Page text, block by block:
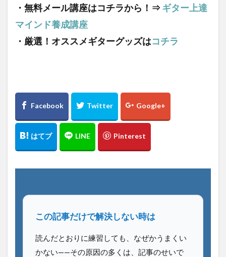
・無料メール講座はコチラから！⇒ギター上達
マインド養成講座
・厳選！オススメギターグッズはコチラ
この記事だけで解決しない時は
読んだとおりに練習しても、なぜかうまくい
かない——その原因の多くは、記事のせいで